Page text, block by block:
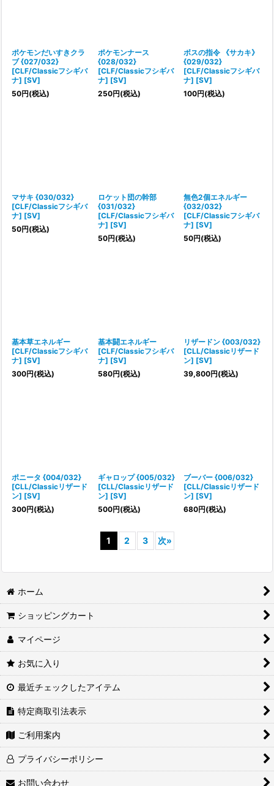
ポケモンだいすきクラ
ブ {027/032}
[CLF/Classicフシギバ
ナ] [SV]
50円(税込)
ポケモンナース
{028/032}
[CLF/Classicフシギバ
ナ] [SV]
250円(税込)
ボスの指令 《サカキ》
{029/032}
[CLF/Classicフシギバ
ナ] [SV]
100円(税込)
マサキ {030/032}
[CLF/Classicフシギバ
ナ] [SV]
50円(税込)
ロケット団の幹部
{031/032}
[CLF/Classicフシギバ
ナ] [SV]
50円(税込)
無色2個エネルギー
{032/032}
[CLF/Classicフシギバ
ナ] [SV]
50円(税込)
基本草エネルギー
[CLF/Classicフシギバ
ナ] [SV]
300円(税込)
基本闘エネルギー
[CLF/Classicフシギバ
ナ] [SV]
580円(税込)
リザードン {003/032}
[CLL/Classicリザード
ン] [SV]
39,800円(税込)
ポニータ {004/032}
[CLL/Classicリザード
ン] [SV]
300円(税込)
ギャロップ {005/032}
[CLL/Classicリザード
ン] [SV]
500円(税込)
ブーバー {006/032}
[CLL/Classicリザード
ン] [SV]
680円(税込)
1 2 3 次»
ホーム
ショッピングカート
マイページ
お気に入り
最近チェックしたアイテム
特定商取引法表示
ご利用案内
プライバシーポリシー
お問い合わせ